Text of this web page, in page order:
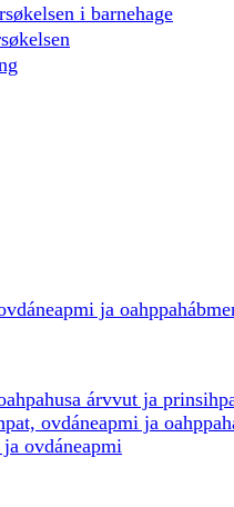
i barnehage
ja
árvvut ja
ovdáneapmi ja
ovdáneapmi